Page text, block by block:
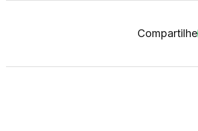
Compartilhe